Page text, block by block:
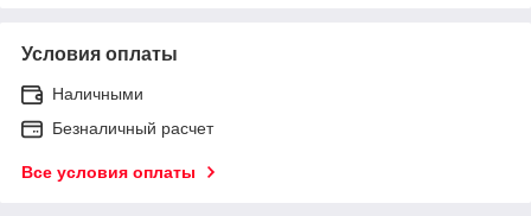
Условия оплаты
Наличными
Безналичный расчет
Все условия оплаты